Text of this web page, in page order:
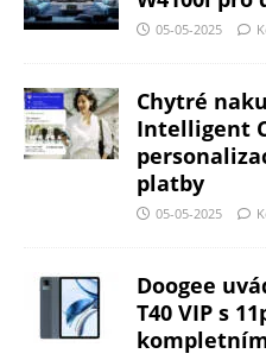
05-05-2025
Chytré
Intelligent
platby
05-05-2025
Doogee
T40 VIP s